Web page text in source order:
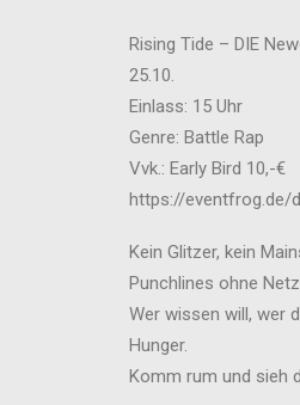
Rising Tide – DIE
25.10.
Einlass: 15 Uhr
Genre: Battle Rap
Vvk.: Early Bird 10,-€
https://eventfrog.de/
Kein Glitzer, kein
Punchlines ohne
Wer wissen will, wer
Hunger.
Komm rum und sieh